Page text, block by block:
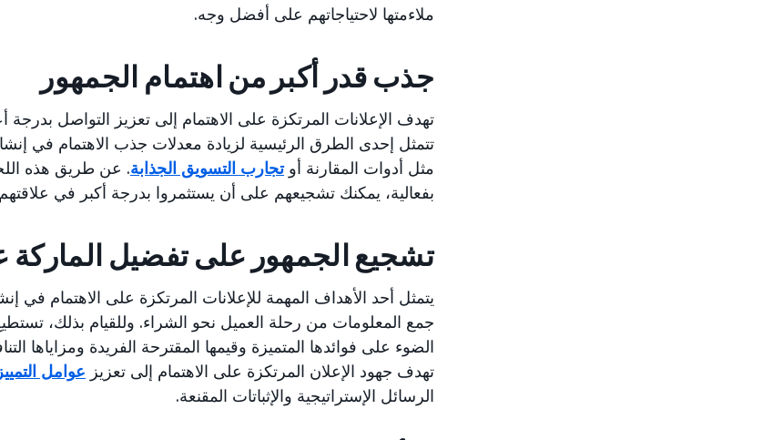
ملاءمتها لاحتياجاتهم على أفضل وجه.
جذب قدر أكبر من اهتمام الجمهور
تهدف الإعلانات المرتكزة على الاهتمام إلى تعزيز التواصل
تتمثل إحدى الطرق الرئيسية لزيادة معدلات جذب الاهتمام في
مثل أدوات المقارنة أوتجارب التسويق الجذابة. عن طريق هذه
بفعالية، يمكنك تشجيعهم على أن يستثمروا بدرجة أكبر في
تشجيع الجمهور على تفضيل الماركة
يتمثل أحد الأهداف المهمة للإعلانات المرتكزة على الاهتمام في
جمع المعلومات من رحلة العميل نحو الشراء. وللقيام بذلك،
الضوء على فوائدها المتميزة وقيمها المقترحة الفريدة ومزاياها
تهدف جهود الإعلان المرتكزة على الاهتمام إلى تعزيز عوامل
الرسائل الإستراتيجية والإثباتات المقنعة.